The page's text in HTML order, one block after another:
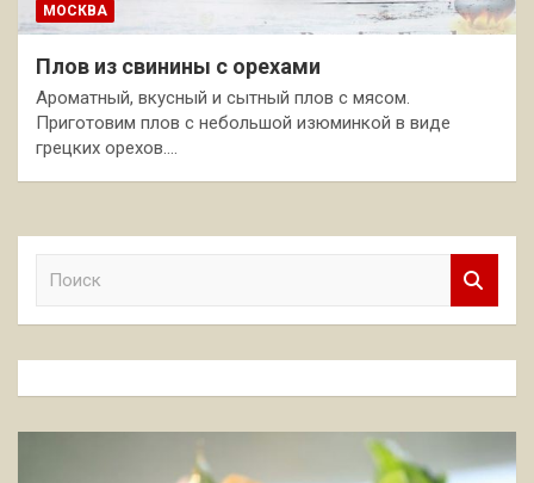
МОСКВА
Плов из свинины с орехами
Ароматный, вкусный и сытный плов с мясом.
Приготовим плов с небольшой изюминкой в виде
грецких орехов.…
к